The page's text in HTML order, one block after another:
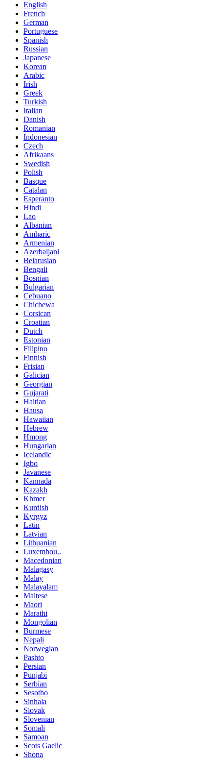
English
French
German
Portuguese
Spanish
Russian
Japanese
Korean
Arabic
Irish
Greek
Turkish
Italian
Danish
Romanian
Indonesian
Czech
Afrikaans
Swedish
Polish
Basque
Catalan
Esperanto
Hindi
Lao
Albanian
Amharic
Armenian
Azerbaijani
Belarusian
Bengali
Bosnian
Bulgarian
Cebuano
Chichewa
Corsican
Croatian
Dutch
Estonian
Filipino
Finnish
Frisian
Galician
Georgian
Gujarati
Haitian
Hausa
Hawaiian
Hebrew
Hmong
Hungarian
Icelandic
Igbo
Javanese
Kannada
Kazakh
Khmer
Kurdish
Kyrgyz
Latin
Latvian
Lithuanian
Luxembou..
Macedonian
Malagasy
Malay
Malayalam
Maltese
Maori
Marathi
Mongolian
Burmese
Nepali
Norwegian
Pashto
Persian
Punjabi
Serbian
Sesotho
Sinhala
Slovak
Slovenian
Somali
Samoan
Scots Gaelic
Shona